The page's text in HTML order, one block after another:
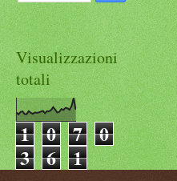
Visualizzazioni
totali
1 0 7 0
3 6 1